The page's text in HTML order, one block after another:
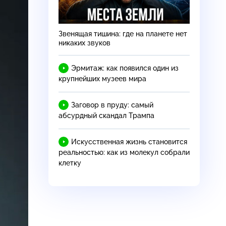
Звенящая тишина: где на планете нет
никаких звуков
Эрмитаж: как появился один из
крупнейших музеев мира
Заговор в пруду: самый
абсурдный скандал Трампа
Искусственная жизнь становится
реальностью: как из молекул собрали
клетку